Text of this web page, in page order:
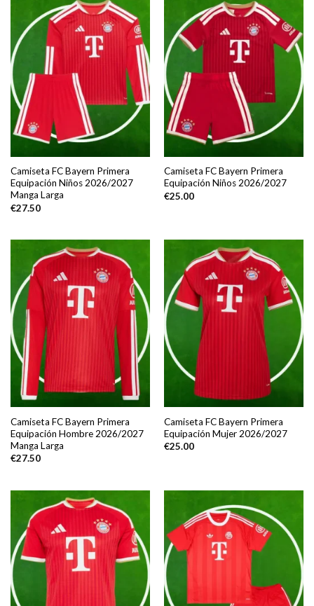
Camiseta FC Bayern Primera
Equipación Niños 2026/2027
Manga Larga
€27.50
Camiseta FC Bayern Primera
Equipación Niños 2026/2027
€25.00
Camiseta FC Bayern Primera
Equipación Hombre 2026/2027
Manga Larga
€27.50
Camiseta FC Bayern Primera
Equipación Mujer 2026/2027
€25.00